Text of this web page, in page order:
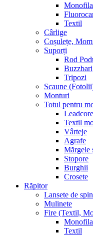
Textil
Cârlige
Coșulețe,
Suporți
Rod
Buzzbari
Tripozi
Scaune
Monturi
Totul pentru
Leadcore
Textil
Vârteje
Agrafe
Mărgele
Stopore
Burghii
Crosete
Răpitor
Lansete de
Mulinete
Fire (Textil,
Textil